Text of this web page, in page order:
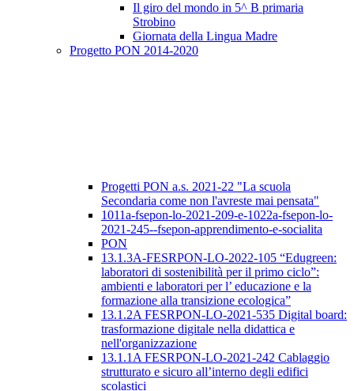
Il giro del mondo in 5^ B primaria
Strobino
Giornata della Lingua Madre
Progetto PON 2014-2020
Progetti PON a.s. 2021-22 "La scuola
Secondaria come non l'avreste mai pensata"
1011a-fsepon-lo-2021-209-e-1022a-fsepon-lo-
2021-245--fsepon-apprendimento-e-socialita
PON
13.1.3A-FESRPON-LO-2022-105 “Edugreen:
laboratori di sostenibilità per il primo ciclo”:
ambienti e laboratori per l’ educazione e la
formazione alla transizione ecologica”
13.1.2A FESRPON-LO-2021-535 Digital board:
trasformazione digitale nella didattica e
nell'organizzazione
13.1.1A FESRPON-LO-2021-242 Cablaggio
strutturato e sicuro all’interno degli edifici
scolastici